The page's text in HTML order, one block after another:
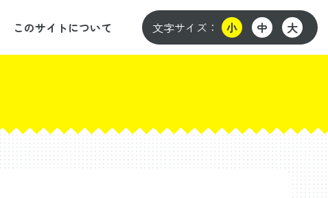
このサイトについて 文字サイズ： 小 中 大